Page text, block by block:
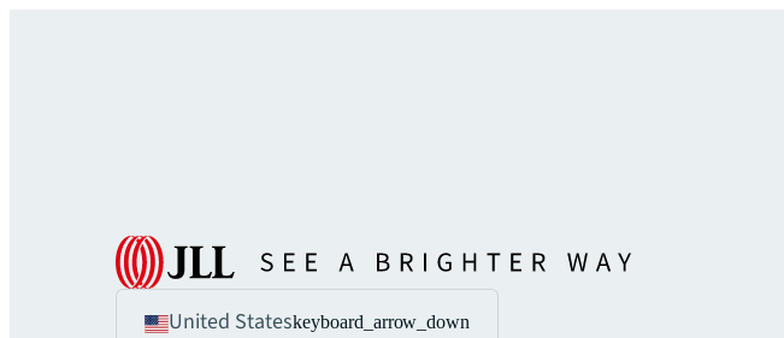
United Stateskeyboard_arrow_down